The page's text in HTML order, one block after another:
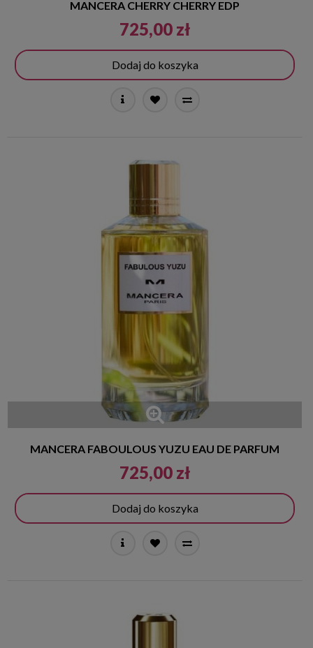
MANCERA CHERRY CHERRY EDP
725,00 zł
Dodaj do koszyka
MANCERA FABOULOUS YUZU EAU DE PARFUM
725,00 zł
Dodaj do koszyka